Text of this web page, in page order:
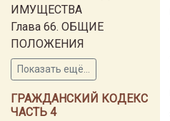
ИМУЩЕСТВА
Глава 66. ОБЩИЕ
ПОЛОЖЕНИЯ
Показать ещё...
ГРАЖДАНСКИЙ КОДЕКС
ЧАСТЬ 4